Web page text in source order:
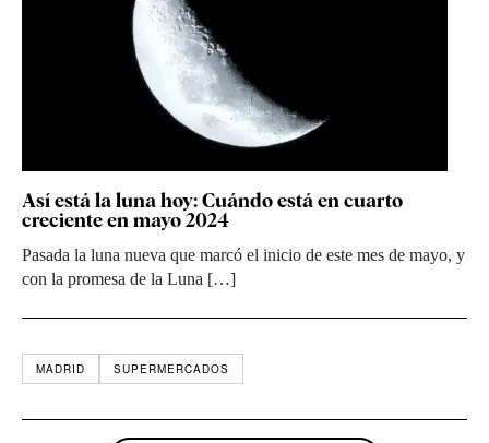
Así está la luna hoy: Cuándo está en cuarto
creciente en mayo 2024
Pasada la luna nueva que marcó el inicio de este mes de mayo, y
con la promesa de la Luna […]
MADRID SUPERMERCADOS